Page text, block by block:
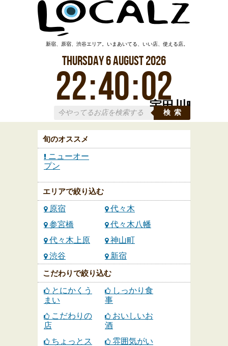
宇田川町
新宿、原宿、渋谷エリア。いまあいてる、いい店、使える店。
Thursday6August2026
22:40:02
検索
旬のオススメ
ニューオー
プン
エリアで絞り込む
原宿
代々木
参宮橋
代々木八幡
代々木上原
神山町
渋谷
新宿
こだわりで絞り込む
とにかくう
まい
しっかり食
事
こだわりの
店
おいしいお
酒
ちょっとス
雰囲気がい